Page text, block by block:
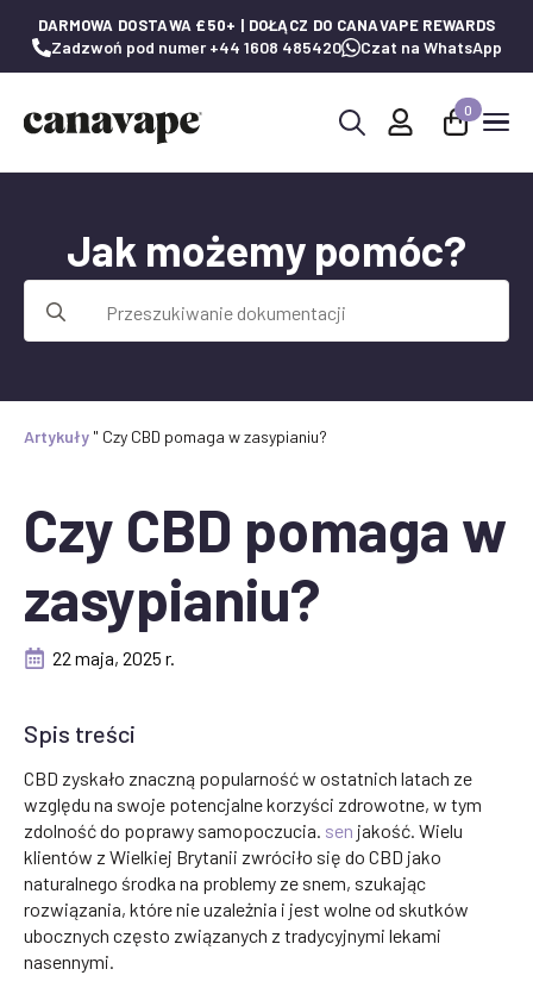
DARMOWA DOSTAWA £50+ | DOŁĄCZ DO CANAVAPE REWARDS
Zadzwoń pod numer +44 1608 485420 Czat na WhatsApp
0
Jak możemy pomóc?
Artykuły " Czy CBD pomaga w zasypianiu?
Czy CBD pomaga w
zasypianiu?
22 maja, 2025 r.
CBD zyskało znaczną popularność w ostatnich latach ze
względu na swoje potencjalne korzyści zdrowotne, w tym
zdolność do poprawy samopoczucia. sen jakość. Wielu
klientów z Wielkiej Brytanii zwróciło się do CBD jako
naturalnego środka na problemy ze snem, szukając
rozwiązania, które nie uzależnia i jest wolne od skutków
ubocznych często związanych z tradycyjnymi lekami
nasennymi.
Spis treści